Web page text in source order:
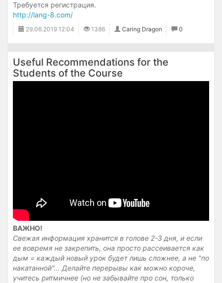
Требуется регистрация.
http://lang-8.com/
29.06.2019 12:04 1386 Caring Dragon 0
Useful Recommendations for the
Students of the Course
ВАЖНО!
Свежая информация хранится в голове 2-3 дня, и если
ее вовремя не закрепить, она просто рассеивается как
дым = каждый новый урок будет лишь сложнее, а не "по
накатанной"... Делайте перерывы как можно короче,
учитесь ритмичнее (но не забывайте про сон, только